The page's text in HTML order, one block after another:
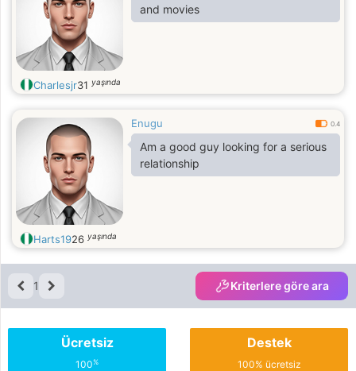
and movies
Charlesjr31 yaşında
Enugu 0.4
Am a good guy looking for a serious
relationship
Harts1926 yaşında
1 Kriterlere göre ara
Ücretsiz
100%
Destek
100% ücretsiz